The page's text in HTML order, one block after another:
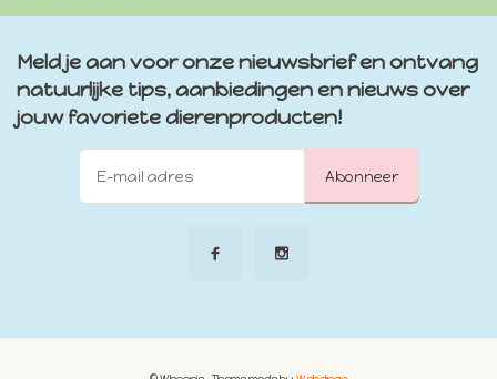
Meld je aan voor onze nieuwsbrief en ontvang
natuurlijke tips, aanbiedingen en nieuws over
jouw favoriete dierenproducten!
Abonneer